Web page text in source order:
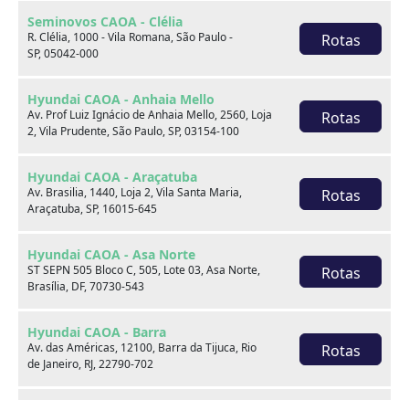
Seminovos CAOA - Clélia
R. Clélia, 1000 - Vila Romana, São Paulo -
SP, 05042-000
Rotas
Hyundai CAOA - Anhaia Mello
Av. Prof Luiz Ignácio de Anhaia Mello, 2560, Loja
2, Vila Prudente, São Paulo, SP, 03154-100
Rotas
Hyundai CAOA - Araçatuba
Av. Brasilia, 1440, Loja 2, Vila Santa Maria,
Araçatuba, SP, 16015-645
Rotas
Hyundai CAOA - Asa Norte
ST SEPN 505 Bloco C, 505, Lote 03, Asa Norte,
Brasília, DF, 70730-543
Rotas
Hyundai CAOA - Barra
Av. das Américas, 12100, Barra da Tijuca, Rio
de Janeiro, RJ, 22790-702
Rotas
Sobre nós